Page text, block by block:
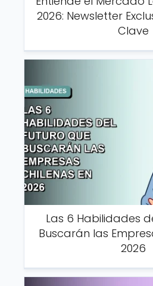
2026: Newsletter
Clave
Las 6 Habilidades
Buscarán las
2026